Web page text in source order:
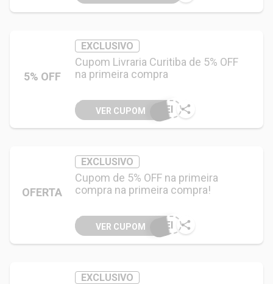
5% OFF
EXCLUSIVO
Cupom Livraria Curitiba de 5% OFF
na primeira compra
UEI
VER CUPOM
OFERTA
EXCLUSIVO
Cupom de 5% OFF na primeira
compra na primeira compra!
UEI
VER CUPOM
EXCLUSIVO